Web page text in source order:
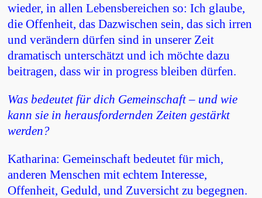
wieder, in allen Lebensbereichen so: Ich glaube,
die Offenheit, das Dazwischen sein, das sich irren
und verändern dürfen sind in unserer Zeit
dramatisch unterschätzt und ich möchte dazu
beitragen, dass wir in progress bleiben dürfen.
Was bedeutet für dich Gemeinschaft – und wie
kann sie in herausfordernden Zeiten gestärkt
werden?
Katharina: Gemeinschaft bedeutet für mich,
anderen Menschen mit echtem Interesse,
Offenheit, Geduld, und Zuversicht zu begegnen.